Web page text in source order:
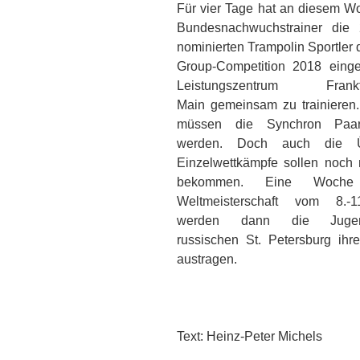
Für vier Tage hat an diesem
Bundesnachwuchstrainer
nominierten Trampolin Sportler
Group-Competition 2018
Leistungszentrum
Main gemeinsam zu
müssen die Synchron
werden. Doch auch die
Einzelwettkämpfe sollen noch
bekommen. Eine
Weltmeisterschaft vom 8.-
werden dann die
russischen St. Petersburg
austragen.
Text: Heinz-Peter Michels